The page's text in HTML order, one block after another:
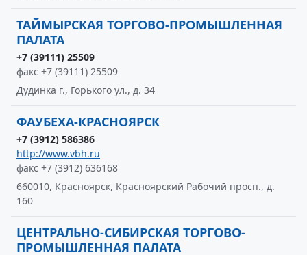
ТАЙМЫРСКАЯ ТОРГОВО-ПРОМЫШЛЕННАЯ
ПАЛАТА
+7 (39111) 25509
факс +7 (39111) 25509
Дудинка г., Горького ул., д. 34
ФАУБЕХА-КРАСНОЯРСК
+7 (3912) 586386
http://www.vbh.ru
факс +7 (3912) 636168
660010, Красноярск, Красноярский Рабочий просп., д.
160
ЦЕНТРАЛЬНО-СИБИРСКАЯ ТОРГОВО-
ПРОМЫШЛЕННАЯ ПАЛАТА